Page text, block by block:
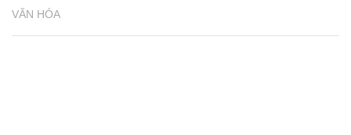
VĂN HÓA